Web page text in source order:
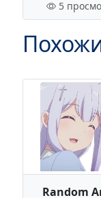
5
Random